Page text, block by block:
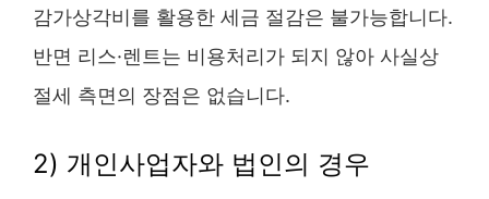
감가상각비를 활용한 세금 절감은 불가능합니다.
반면 리스·렌트는 비용처리가 되지 않아 사실상
절세 측면의 장점은 없습니다.
2) 개인사업자와 법인의 경우